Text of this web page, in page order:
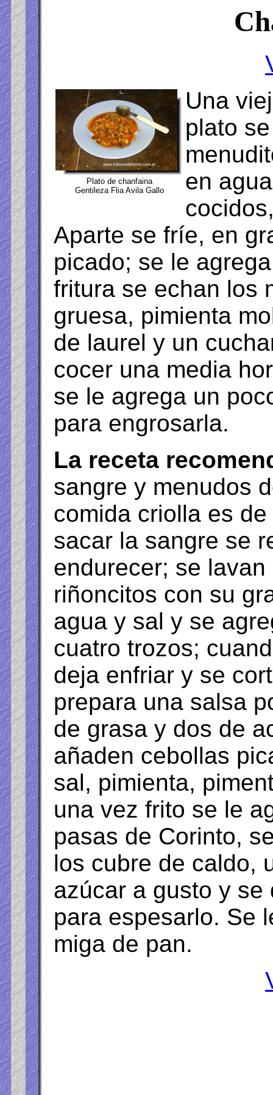
Plato de chanfaina
Gentileza Flia Avila Gallo
Una
plato
en
Aparte se fríe, en
picado; se le
fritura se echan los
gruesa, pimienta
de laurel y un
cocer una media
se le agrega un
para engrosarla.
La receta
sangre y menudos
comida criolla es
sacar la sangre se
endurecer; se
riñoncitos con su
agua y sal y se
cuatro trozos;
deja enfriar y se
prepara una salsa
de grasa y dos de
añaden cebollas
sal, pimienta,
una vez frito se le
pasas de Corinto,
los cubre de caldo,
azúcar a gusto y
para espesarlo. Se
miga de pan.